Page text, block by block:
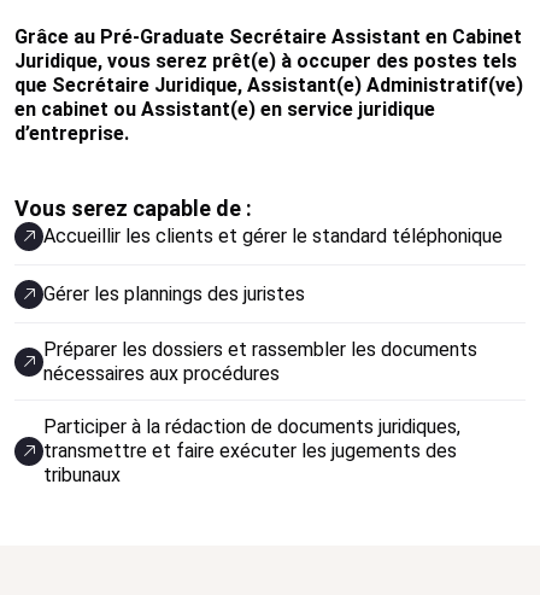
Grâce au Pré-Graduate Secrétaire Assistant en Cabinet
Juridique, vous serez prêt(e) à occuper des postes tels
que Secrétaire Juridique, Assistant(e) Administratif(ve)
en cabinet ou Assistant(e) en service juridique
d’entreprise.
Vous serez capable de :
Accueillir les clients et gérer le standard téléphonique
Gérer les plannings des juristes
Préparer les dossiers et rassembler les documents
nécessaires aux procédures
Participer à la rédaction de documents juridiques,
transmettre et faire exécuter les jugements des
tribunaux